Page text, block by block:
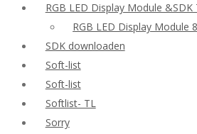
RGB LED Display Module &SDK
RGB LED Display Module
SDK downloaden
Soft-list
Soft-list
Softlist- TL
Sorry